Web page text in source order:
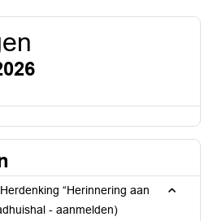
“Herinnering aan
- aanmelden)